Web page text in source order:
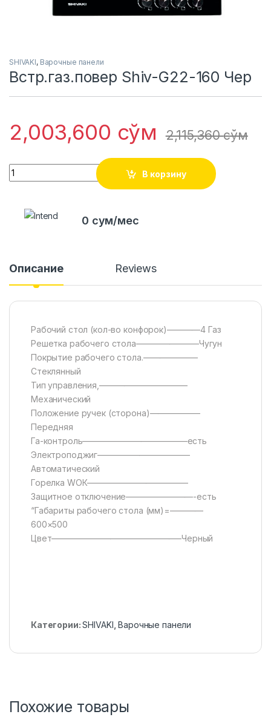
SHIVAKI, Варочные панели
Встр.газ.повер Shiv-G22-160 Чер
2,003,600 сўм 2,115,360сўм
Quantity
В корзину
0 сум/мес
Описание Reviews
Рабочий стол (кол-во конфорок)————4 Газ
Решетка рабочего стола———————–Чугун
Покрытие рабочего стола.——————–
Стеклянный
Тип управления,——————————–
Механический
Положение ручек (сторона)——————
Передняя
Га-контроль————————————–есть
Электроподжиг———————————
Автоматический
Горелка WОК————————————
Защитное отключение————————-есть
“Габариты рабочего стола (мм)=————
600×500
Цвет———————————————–Черный
Категории:SHIVAKI ,Варочные панели
Похожие товары